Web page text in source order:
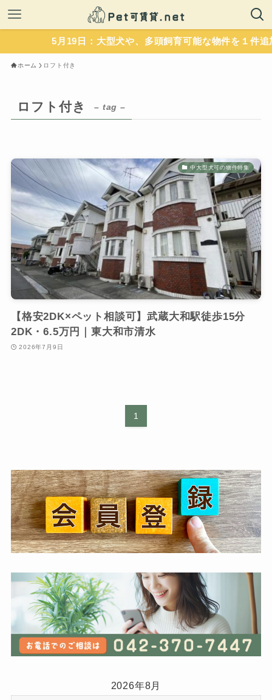
5月19日：大型犬や、多頭飼育可能な物件を１件追加
ホーム ロフト付き
ロフト付き – tag –
中大型犬可の物件特集
【格安2DK×ペット相談可】武蔵大和駅徒歩15分
2DK・6.5万円｜東大和市清水
2026年7月9日
1
2026年8月